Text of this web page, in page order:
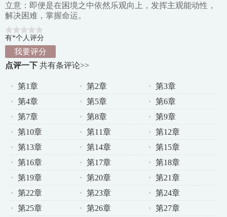
立意：即便是在困境之中依然乐观向上，发挥主观能动性，
解决困难，掌握命运。
有*个人评分
我要评分
点评一下 共有条评论>>
第1章 第2章
第3章
第4章
第5章
第6章
第7章
第8章
第9章
第10章
第11章
第12章
第13章
第14章
第15章
第16章
第17章
第18章
第19章
第20章
第21章
第22章
第23章
第24章
第25章
第26章
第27章